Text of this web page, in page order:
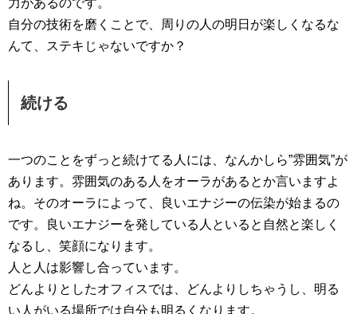
力があるのです。
自分の技術を磨くことで、周りの人の明日が楽しくなるな
んて、ステキじゃないですか？
続ける
一つのことをずっと続けてる人には、なんかしら”雰囲気”が
あります。雰囲気のある人をオーラがあるとか言いますよ
ね。そのオーラによって、良いエナジーの伝染が始まるの
です。良いエナジーを発している人といると自然と楽しく
なるし、笑顔になります。
人と人は影響し合っています。
どんよりとしたオフィスでは、どんよりしちゃうし、明る
い人がいる場所では自分も明るくなります。